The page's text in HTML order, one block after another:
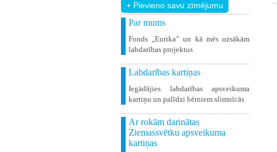
+ Pievieno savu zīmējumu
Par mums
Fonds „Eurika” un kā mēs uzsākām
labdarības projektus
Labdarības kartiņas
Iegādājies labdarības apsveikuma
kartiņu un palīdzi bērniem slimnīcās
Ar rokām darinātas
Ziemassvētku apsveikuma
kartiņas